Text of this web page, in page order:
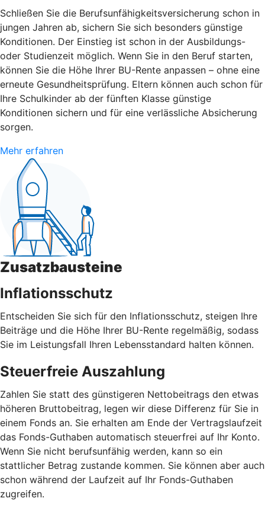
Schließen Sie die Berufsunfähigkeitsversicherung schon in
jungen Jahren ab, sichern Sie sich besonders günstige
Konditionen. Der Einstieg ist schon in der Ausbildungs-
oder Studienzeit möglich. Wenn Sie in den Beruf starten,
können Sie die Höhe Ihrer BU-Rente anpassen – ohne eine
erneute Gesundheitsprüfung. Eltern können auch schon für
Ihre Schulkinder ab der fünften Klasse günstige
Konditionen sichern und für eine verlässliche Absicherung
sorgen.
Mehr erfahren
Zusatzbausteine
Inflationsschutz
Entscheiden Sie sich für den Inflationsschutz, steigen Ihre
Beiträge und die Höhe Ihrer BU-Rente regelmäßig, sodass
Sie im Leistungsfall Ihren Lebensstandard halten können.
Steuerfreie Auszahlung
Zahlen Sie statt des günstigeren Nettobeitrags den etwas
höheren Bruttobeitrag, legen wir diese Differenz für Sie in
einem Fonds an. Sie erhalten am Ende der Vertragslaufzeit
das Fonds-Guthaben automatisch steuerfrei auf Ihr Konto.
Wenn Sie nicht berufsunfähig werden, kann so ein
stattlicher Betrag zustande kommen. Sie können aber auch
schon während der Laufzeit auf Ihr Fonds-Guthaben
zugreifen.